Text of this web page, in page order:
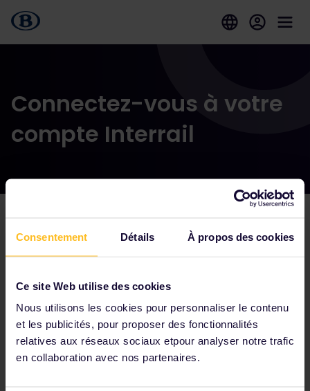
Consentement Détails À propos des cookies
Ce site Web utilise des cookies
Nous utilisons les cookies pour personnaliser le contenu
et les publicités, pour proposer des fonctionnalités
relatives aux réseaux sociaux etpour analyser notre trafic
en collaboration avec nos partenaires.
Connectez-vous à votre
compte Interrail
Parmi nos partenaires